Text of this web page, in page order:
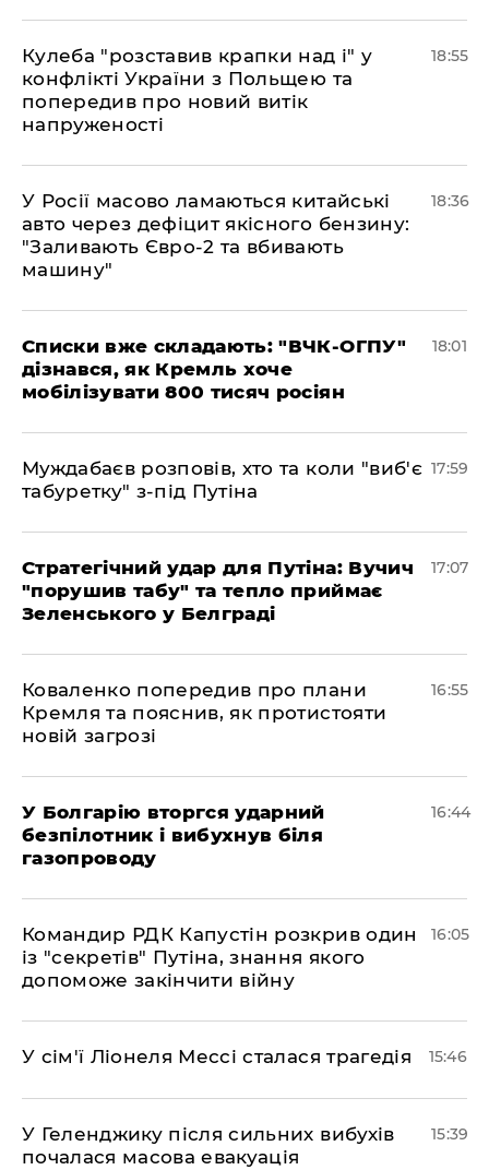
Кулеба "розставив крапки над і" у
конфлікті України з Польщею та
попередив про новий витік
напруженості
18:55
У Росії масово ламаються китайські
авто через дефіцит якісного бензину:
"Заливають Євро-2 та вбивають
машину"
18:36
Списки вже складають: "ВЧК-ОГПУ"
дізнався, як Кремль хоче
мобілізувати 800 тисяч росіян
18:01
Муждабаєв розповів, хто та коли "виб'є
табуретку" з-під Путіна
17:59
Стратегічний удар для Путіна: Вучич
"порушив табу" та тепло приймає
Зеленського у Белграді
17:07
Коваленко попередив про плани
Кремля та пояснив, як протистояти
новій загрозі
16:55
У Болгарію вторгся ударний
безпілотник і вибухнув біля
газопроводу
16:44
Командир РДК Капустін розкрив один
із "секретів" Путіна, знання якого
допоможе закінчити війну
16:05
У сім'ї Ліонеля Мессі сталася трагедія 15:46
У Геленджику після сильних вибухів
почалася масова евакуація
15:39